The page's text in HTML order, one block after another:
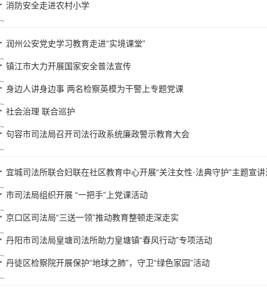
消防安全走进农村小学
润州公安党史学习教育走进“实境课堂”
镇江市大力开展国家安全普法宣传
身边人讲身边事 两名检察英模为干警上专题党课
社会治理 联合巡护
句容市司法局召开司法行政系统廉政警示教育大会
宜城司法所联合妇联在社区教育中心开展“关注女性·法典守护”主题宣
市司法局组织开展 “一把手”上党课活动
京口区司法局“三送一领”推动教育整顿走深走实
丹阳市司法局皇塘司法所助力皇塘镇“春风行动”专项活动
丹徒区检察院开展保护“地球之肺”，守卫“绿色家园”活动